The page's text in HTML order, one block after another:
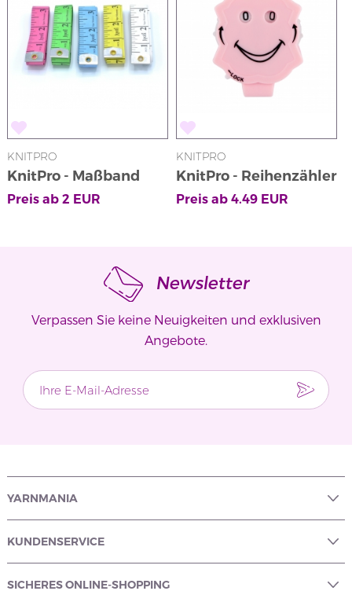
KNITPRO
KnitPro - Maßband
Preis ab 2 EUR
KNITPRO
KnitPro - Reihenzähler
in Rosa mit
Preis ab 4.49EUR
Newsletter
Verpassen Sie keine Neuigkeiten und exklusiven
Angebote.
YARNMANIA
KUNDENSERVICE
SICHERES ONLINE-SHOPPING